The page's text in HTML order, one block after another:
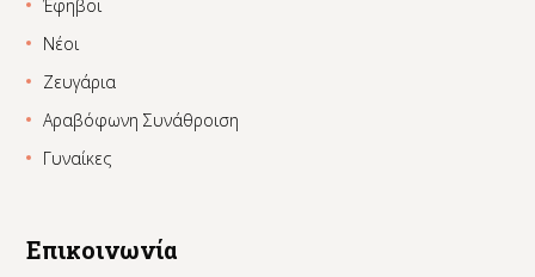
Έφηβοι
Νέοι
Ζευγάρια
Αραβόφωνη Συνάθροιση
Γυναίκες
Επικοινωνία